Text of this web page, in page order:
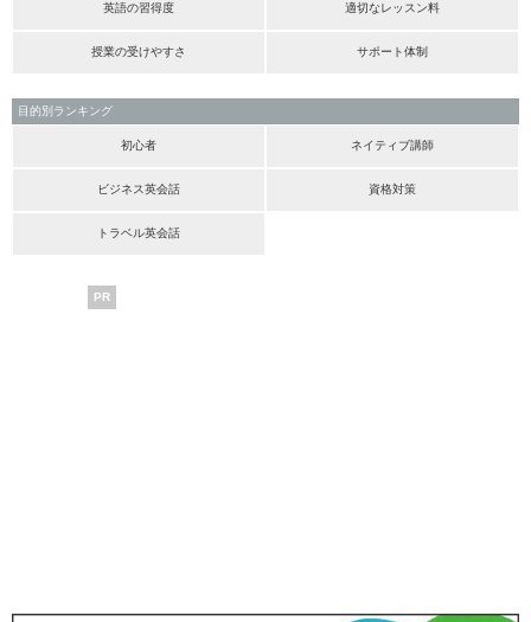
英語の習得度 適切なレッスン料
授業の受けやすさ サポート体制
目的別ランキング
初心者 ネイティブ講師
ビジネス英会話 資格対策
トラベル英会話
PR